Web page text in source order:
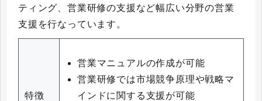
ティング、営業研修の支援など幅広い分野の営業
支援を行なっています。
特徴
営業マニュアルの作成が可能
営業研修では市場競争原理や戦略マ
インドに関する支援が可能